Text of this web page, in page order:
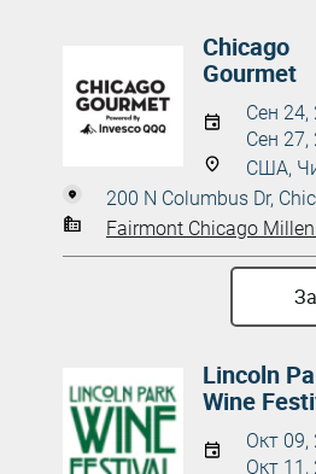
Chicago
Gourmet
Сен 24,
Сен 27,
США,
200 N Columbus Dr,
Fairmont Chicago
Lincoln
Wine
Окт 09,
Окт 11,